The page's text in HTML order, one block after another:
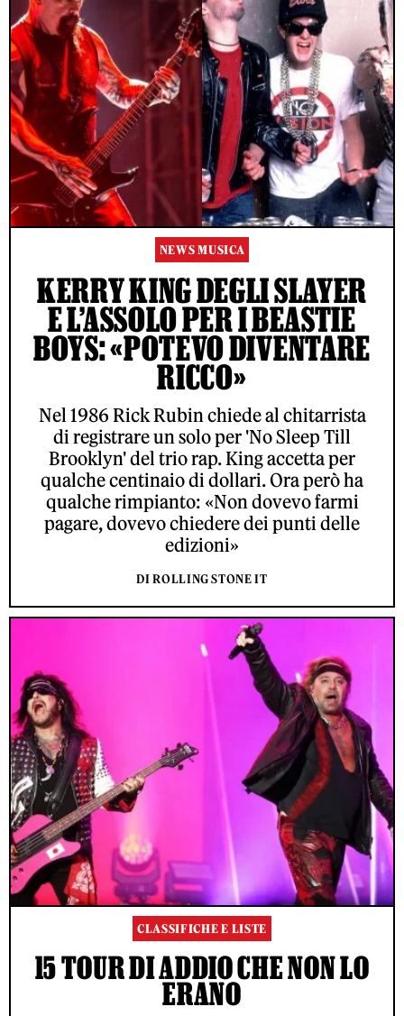
NEWS MUSICA
KERRY KING DEGLI SLAYER
E L’ASSOLO PER I BEASTIE
BOYS: «POTEVO DIVENTARE
RICCO»
Nel 1986 Rick Rubin chiede al chitarrista
di registrare un solo per 'No Sleep Till
Brooklyn' del trio rap. King accetta per
qualche centinaio di dollari. Ora però ha
qualche rimpianto: «Non dovevo farmi
pagare, dovevo chiedere dei punti delle
edizioni»
DI ROLLING STONE IT
CLASSIFICHE E LISTE
15 TOUR DI ADDIO CHE NON LO
ERANO